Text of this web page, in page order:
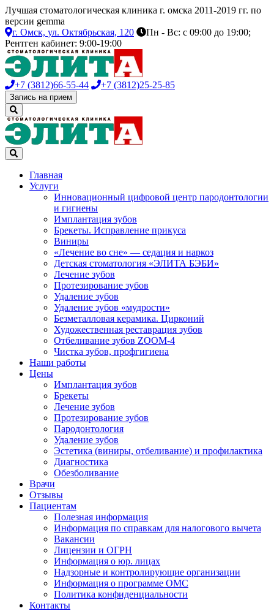
Лучшая стоматологическая клиника г. омска 2011-2019 гг. по
версии gemma
г. Омск, ул. Октябрьская, 120
Пн - Вс: с 09:00 до 19:00;
Рентген кабинет: 9:00-19:00
+7 (3812)66-55-44 +7 (3812)25-25-85
Запись на прием
Главная
Услуги
Инновационный цифровой центр пародонтологии
и гигиены
Имплантация зубов
Брекеты. Исправление прикуса
Виниры
«Лечение во сне» — седация и наркоз
Детская стоматология «ЭЛИТА БЭБИ»
Лечение зубов
Протезирование зубов
Удаление зубов
Удаление зубов «мудрости»
Безметалловая керамика. Цирконий
Художественная реставрация зубов
Отбеливание зубов ZOOM-4
Чистка зубов, профгигиена
Наши работы
Цены
Имплантация зубов
Брекеты
Лечение зубов
Протезирование зубов
Пародонтология
Удаление зубов
Эстетика (виниры, отбеливание) и профилактика
Диагностика
Обезболивание
Врачи
Отзывы
Пациентам
Полезная информация
Информация по справкам для налогового вычета
Вакансии
Лицензии и ОГРН
Информация о юр. лицах
Надзорные и контролирующие организации
Информация о программе ОМС
Политика конфиденциальности
Контакты